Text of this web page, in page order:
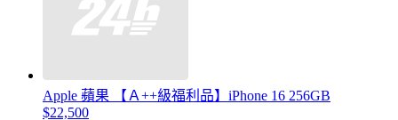
Apple 蘋果 【Ａ++級福利品】iPhone 16 256GB
$22,500